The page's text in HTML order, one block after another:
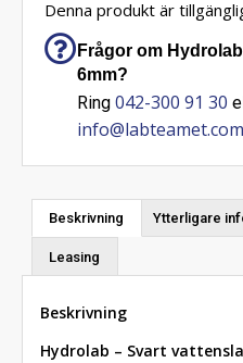
Denna produkt är
Frågor om
6mm?
Ring 042-300 91 30
info@labteamet.com
Beskrivning Ytterligare
Leasing
Beskrivning
Hydrolab – Svart